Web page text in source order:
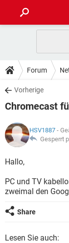
ANDROID
WINDOWS 10
WHATSAPP
FACEBOOK
TIPPS & TRICKS
SPIELE
WHATSAPP
FACEBOOK
DOWNLOADS
SPIELE
ANDROID
WINDOWS 10
WHATSAPP
SPIELE
ANDROID
WINDOWS 10
WHATSAPP
LEXIKON
SPIELE
WINDOWS 10
WHATSAPP
Forum
Vorherige
Chromecast
HSV1887 -
Gesperrt
Hallo,
PC und TV
zweimal den
Share
Lesen Sie auch: